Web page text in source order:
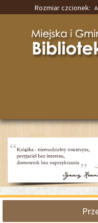
wyszukiwarki
Rozmiar czcionek: A